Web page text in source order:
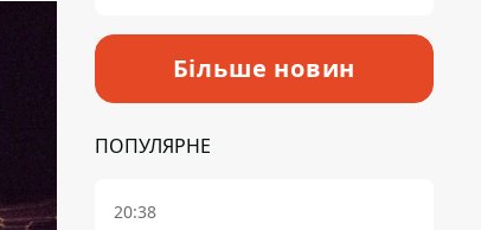
Більше новин
ПОПУЛЯРНЕ
20:38